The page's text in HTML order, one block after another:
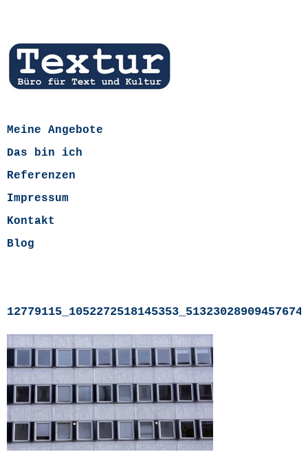
Meine Angebote
Das bin ich
Referenzen
Impressum
Kontakt
Blog